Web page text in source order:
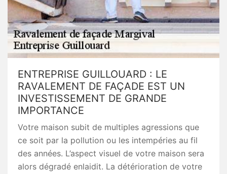
ENTREPRISE GUILLOUARD : LE
RAVALEMENT DE FAÇADE EST UN
INVESTISSEMENT DE GRANDE
IMPORTANCE
Votre maison subit de multiples agressions que
ce soit par la pollution ou les intempéries au fil
des années. L’aspect visuel de votre maison sera
alors dégradé enlaidit. La détérioration de votre